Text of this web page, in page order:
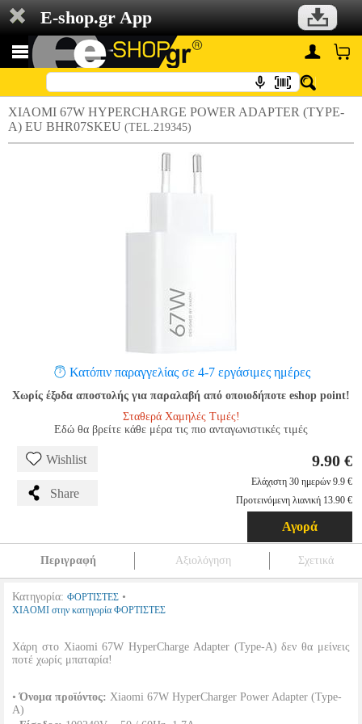
E-shop.gr App
XIAOMI 67W HYPERCHARGE POWER ADAPTER (TYPE-
A) EU BHR07SKEU (TEL.219345)
Κατόπιν παραγγελίας σε 4-7 εργάσιμες ημέρες
Χωρίς έξοδα αποστολής για παραλαβή από οποιοδήποτε eshop point!
Σταθερά Χαμηλές Τιμές!
Εδώ θα βρείτε κάθε μέρα τις πιο ανταγωνιστικές τιμές
Wishlist
Share
9.90 €
Ελάχιστη 30 ημερών 9.9 €
Προτεινόμενη λιανική 13.90 €
Αγορά
Περιγραφή Αξιολόγηση Σχετικά
Κατηγορία: ΦΟΡΤΙΣΤΕΣ •
XIAOMI στην κατηγορία ΦΟΡΤΙΣΤΕΣ
Χάρη στο Xiaomi 67W HyperCharge Adapter (Type-A) δεν θα μείνεις
ποτέ χωρίς μπαταρία!
•Όνομα προϊόντος: Xiaomi 67W HyperCharger Power Adapter (Type-
A)